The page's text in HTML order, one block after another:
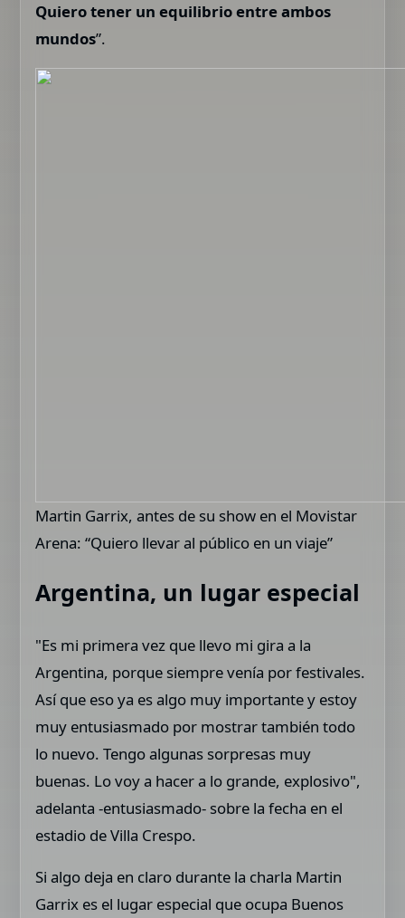
Quiero tener un equilibrio entre ambos
mundos”.
Martin Garrix, antes de su show en el Movistar
Arena: “Quiero llevar al público en un viaje”
Argentina, un lugar especial
"Es mi primera vez que llevo mi gira a la
Argentina, porque siempre venía por festivales.
Así que eso ya es algo muy importante y estoy
muy entusiasmado por mostrar también todo
lo nuevo. Tengo algunas sorpresas muy
buenas. Lo voy a hacer a lo grande, explosivo",
adelanta -entusiasmado- sobre la fecha en el
estadio de Villa Crespo.
Si algo deja en claro durante la charla Martin
Garrix es el lugar especial que ocupa Buenos